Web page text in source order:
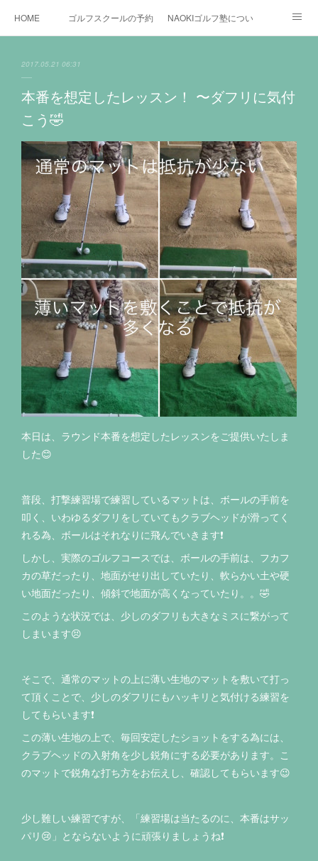
HOME ゴルフスクールの予約状況NAOKIゴルフ塾について
インスタグラム
2017.05.21 06:31
本番を想定したレッスン！ 〜ダフリに気付
こう🤣
本日は、ラウンド本番を想定したレッスンをご提供いたしま
した😊
普段、打撃練習場で練習しているマットは、ボールの手前を
叩く、いわゆるダフリをしていてもクラブヘッドが滑ってく
れる為、ボールはそれなりに飛んでいきます❗️
しかし、実際のゴルフコースでは、ボールの手前は、フカフ
カの草だったり、地面がせり出していたり、軟らかい土や硬
い地面だったり、傾斜で地面が高くなっていたり。。🤣
このような状況では、少しのダフリも大きなミスに繋がって
しまいます😣
そこで、通常のマットの上に薄い生地のマットを敷いて打っ
て頂くことで、少しのダフリにもハッキリと気付ける練習を
してもらいます❗️
この薄い生地の上で、毎回安定したショットをする為には、
クラブヘッドの入射角を少し鋭角にする必要があります。こ
のマットで鋭角な打ち方をお伝えし、確認してもらいます😉
少し難しい練習ですが、「練習場は当たるのに、本番はサッ
パリ😢」とならないように頑張りましょうね❗️